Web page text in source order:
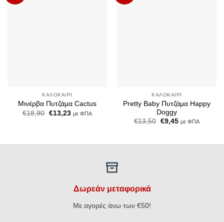
ΚΑΛΟΚΑΊΡΙ
Μινέρβα Πυτζάμα Cactus
€18,90 Original
€13,23Ημε ΦΠΑ
ΚΑΛΟΚΑΊΡΙ
Pretty Baby Πυτζάμα Happy
Doggy
€13,50 Original
€9,45Ημε ΦΠΑ
Δωρεάν μεταφορικά
Με αγορές άνω των €50!